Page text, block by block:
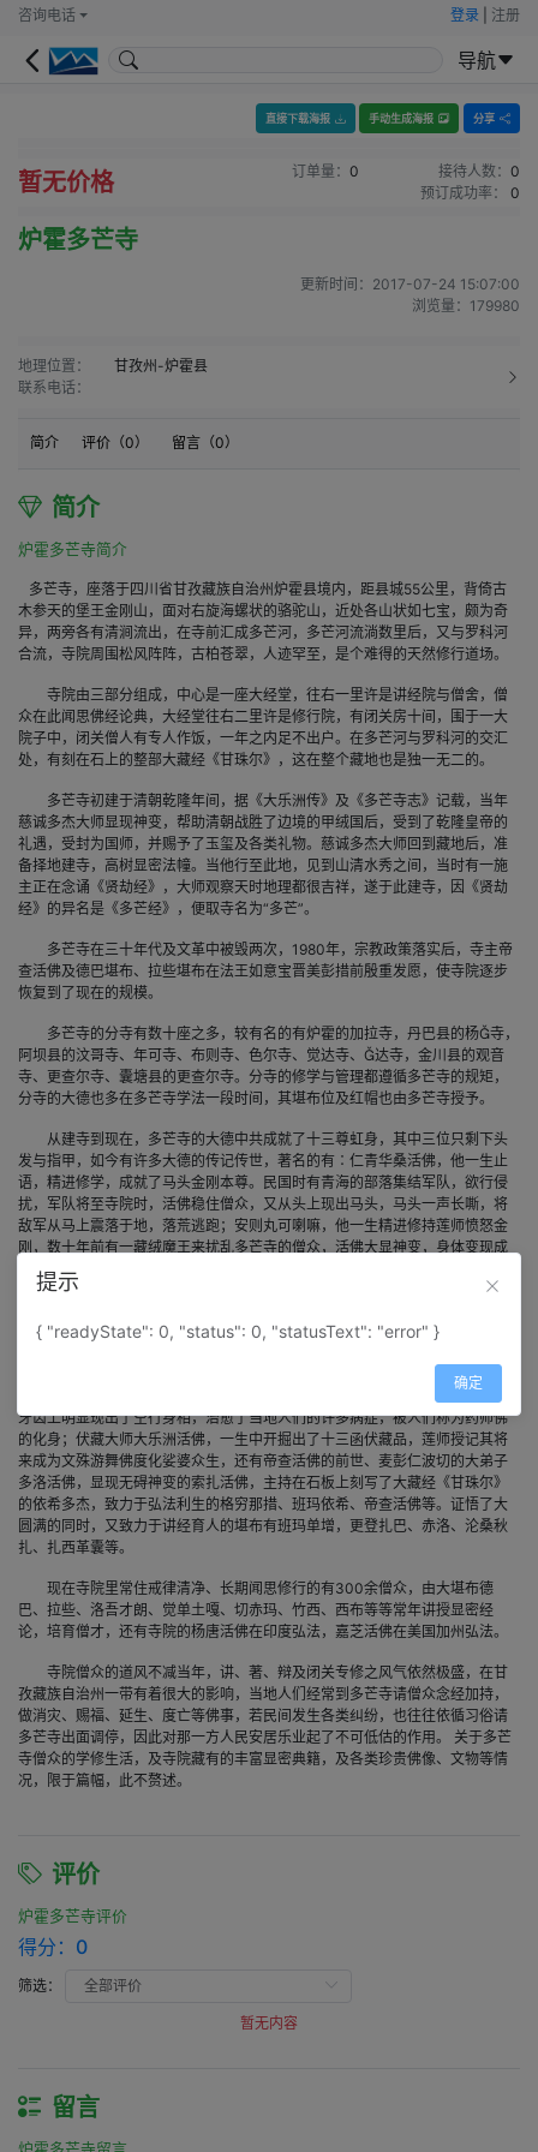
咨询电话 登录 注册
导航
直接下载海报 手动生成海报 分享
暂无价格 订单量： 0 接待人数： 0
预订成功率：
0
炉霍多芒寺
更新时间： 2017-07-24 15:07:00
浏览量： 179980
地理位置：
甘孜州-炉霍县
联系电话：
简介 评价（0） 留言（0）
简介
炉霍多芒寺简介
多芒寺，座落于四川省甘孜藏族自治州炉霍县境内，距县城55公里，背倚古
木参天的堡王金刚山，面对右旋海螺状的骆驼山，近处各山状如七宝，颇为奇
异，两旁各有清涧流出，在寺前汇成多芒河，多芒河流淌数里后，又与罗科河
合流，寺院周围松风阵阵，古柏苍翠，人迹罕至，是个难得的天然修行道场。
寺院由三部分组成，中心是一座大经堂，往右一里许是讲经院与僧舍，僧
众在此闻思佛经论典，大经堂往右二里许是修行院，有闭关房十间，围于一大
院子中，闭关僧人有专人作饭，一年之内足不出户。在多芒河与罗科河的交汇
处，有刻在石上的整部大藏经《甘珠尔》，这在整个藏地也是独一无二的。
多芒寺初建于清朝乾隆年间，据《大乐洲传》及《多芒寺志》记载，当年
慈诚多杰大师显现神变，帮助清朝战胜了边境的甲绒国后，受到了乾隆皇帝的
礼遇，受封为国师，并赐予了玉玺及各类礼物。慈诚多杰大师回到藏地后，准
备择地建寺，高树显密法幢。当他行至此地，见到山清水秀之间，当时有一施
主正在念诵《贤劫经》，大师观察天时地理都很吉祥，遂于此建寺，因《贤劫
经》的异名是《多芒经》，便取寺名为“多芒”。
多芒寺在三十年代及文革中被毁两次，1980年，宗教政策落实后，寺主帝
查活佛及德巴堪布、拉些堪布在法王如意宝晋美彭措前殷重发愿，使寺院逐步
恢复到了现在的规模。
多芒寺的分寺有数十座之多，较有名的有炉霍的加拉寺，丹巴县的杨寺，
阿坝县的汶哥寺、年可寺、布则寺、色尔寺、觉达寺、达寺，金川县的观音
寺、更查尔寺、囊塘县的更查尔寺。分寺的修学与管理都遵循多芒寺的规矩，
分寺的大德也多在多芒寺学法一段时间，其堪布位及红帽也由多芒寺授予。
从建寺到现在，多芒寺的大德中共成就了十三尊虹身，其中三位只剩下头
发与指甲，如今有许多大德的传记传世，著名的有∶仁青华桑活佛，他一生止
语，精进修学，成就了马头金刚本尊。民国时有青海的部落集结军队，欲行侵
扰，军队将至寺院时，活佛稳住僧众，又从头上现出马头，马头一声长嘶，将
敌军从马上震落于地，落荒逃跑；安则丸可喇嘛，他一生精进修持莲师愤怒金
刚，数十年前有一藏绒魔王来扰乱多芒寺的僧众，活佛大显神变，身体变现成
本尊莲师愤怒金刚，将整个寺庙笼罩在本尊的威猛火光之中，迅速降伏了魔
王，保护了寺院与僧众。观音菩萨的化身，《大圆满陇钦心髓前行引导文》的
生活清苦，修学精进，赞叹在末法时代，多芒寺是使释迦牟尼佛法真正住世的
在寺院的历代活佛中，著名的有竹巴丹增活佛，他一生修持空行法，后来
牙齿上明显现出了空行身相，治愈了当地人们的许多病症，被人们称为药师佛
的化身；伏藏大师大乐洲活佛，一生中开掘出了十三函伏藏品，莲师授记其将
来成为文殊游舞佛度化娑婆众生，还有帝查活佛的前世、麦彭仁波切的大弟子
多洛活佛，显现无碍神变的索扎活佛，主持在石板上刻写了大藏经《甘珠尔》
的依希多杰，致力于弘法利生的格穷那措、班玛依希、帝查活佛等。证悟了大
圆满的同时，又致力于讲经育人的堪布有班玛单增，更登扎巴、赤洛、沦桑秋
扎、扎西革囊等。
现在寺院里常住戒律清净、长期闻思修行的有300余僧众，由大堪布德
巴、拉些、洛吾才朗、觉单土嘎、切赤玛、竹西、西布等等常年讲授显密经
论，培育僧才，还有寺院的杨唐活佛在印度弘法，嘉芝活佛在美国加州弘法。
寺院僧众的道风不减当年，讲、著、辩及闭关专修之风气依然极盛，在甘
孜藏族自治州一带有着很大的影响，当地人们经常到多芒寺请僧众念经加持，
做消灾、赐福、延生、度亡等佛事，若民间发生各类纠纷，也往往依循习俗请
多芒寺出面调停，因此对那一方人民安居乐业起了不可低估的作用。 关于多芒
寺僧众的学修生活，及寺院藏有的丰富显密典籍，及各类珍贵佛像、文物等情
况，限于篇幅，此不赘述。
评价
炉霍多芒寺评价
得分： 0
筛选：
暂无内容
留言
炉霍多芒寺留言
提示
{ "readyState": 0, "status": 0, "statusText": "error" }
确定